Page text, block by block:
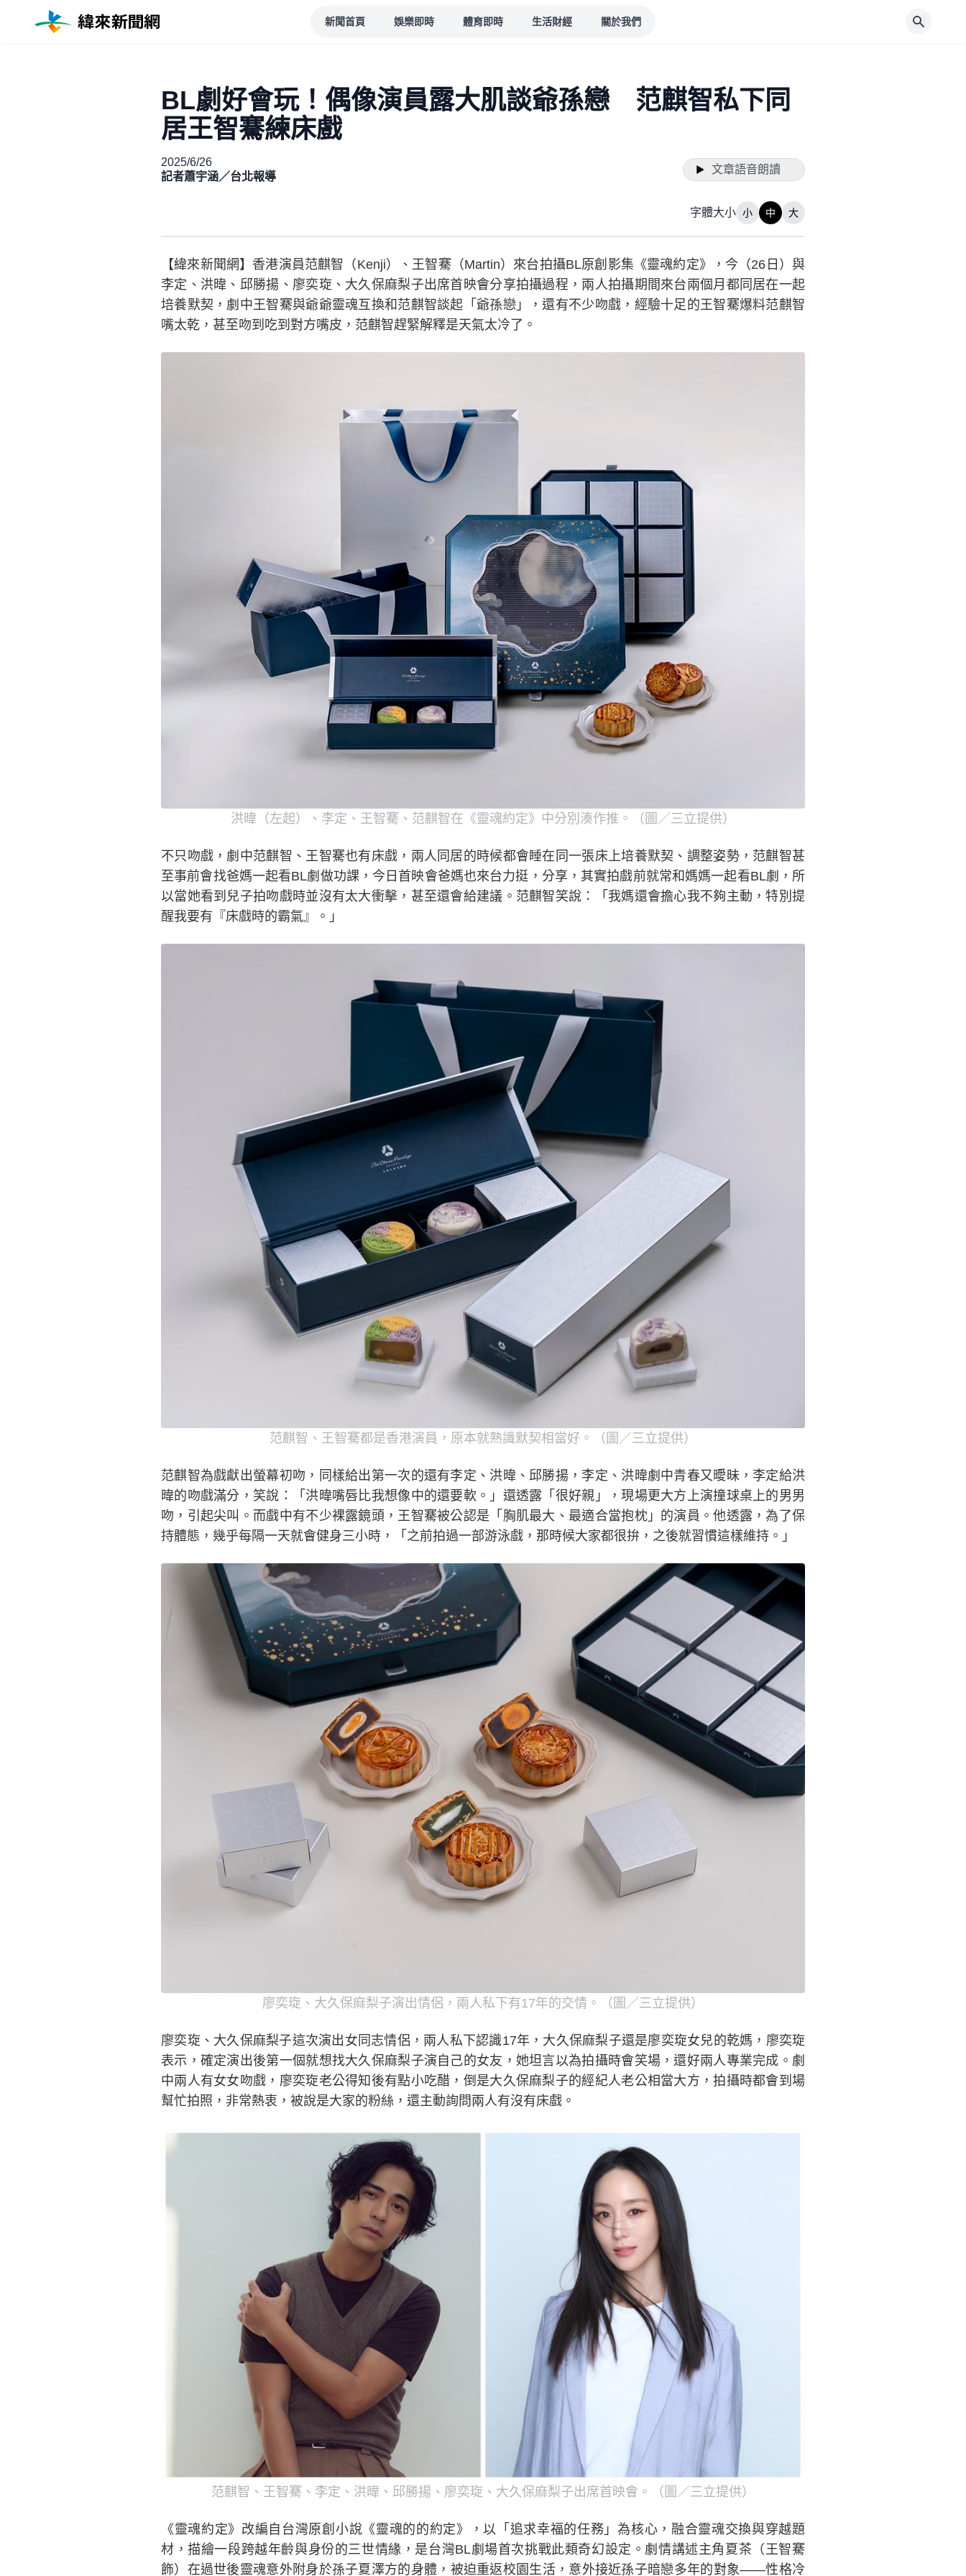
新聞首頁 娛樂即時 體育即時 生活財經 關於我們
BL劇好會玩！偶像演員露大肌談爺孫戀 范麒智私下同
居王智騫練床戲
2025/6/26
記者蕭宇涵／台北報導
文章語音朗讀
字體大小 小 中 大
【緯來新聞網】香港演員范麒智（Kenji）、王智騫（Martin）來台拍攝BL原創影集《靈魂約定》，今（26日）與
李定、洪暐、邱勝揚、廖奕琁、大久保麻梨子出席首映會分享拍攝過程，兩人拍攝期間來台兩個月都同居在一起
培養默契，劇中王智騫與爺爺靈魂互換和范麒智談起「爺孫戀」，還有不少吻戲，經驗十足的王智騫爆料范麒智
嘴太乾，甚至吻到吃到對方嘴皮，范麒智趕緊解釋是天氣太冷了。
洪暐（左起）、李定、王智騫、范麒智在《靈魂約定》中分別湊作推。（圖／三立提供）
不只吻戲，劇中范麒智、王智騫也有床戲，兩人同居的時候都會睡在同一張床上培養默契、調整姿勢，范麒智甚
至事前會找爸媽一起看BL劇做功課，今日首映會爸媽也來台力挺，分享，其實拍戲前就常和媽媽一起看BL劇，所
以當她看到兒子拍吻戲時並沒有太大衝擊，甚至還會給建議。范麒智笑說：「我媽還會擔心我不夠主動，特別提
醒我要有『床戲時的霸氣』。」
范麒智、王智騫都是香港演員，原本就熟識默契相當好。（圖／三立提供）
范麒智為戲獻出螢幕初吻，同樣給出第一次的還有李定、洪暐、邱勝揚，李定、洪暐劇中青春又曖昧，李定給洪
暐的吻戲滿分，笑說：「洪暐嘴唇比我想像中的還要軟。」還透露「很好親」，現場更大方上演撞球桌上的男男
吻，引起尖叫。而戲中有不少裸露鏡頭，王智騫被公認是「胸肌最大、最適合當抱枕」的演員。他透露，為了保
持體態，幾乎每隔一天就會健身三小時，「之前拍過一部游泳戲，那時候大家都很拚，之後就習慣這樣維持。」
廖奕琁、大久保麻梨子演出情侶，兩人私下有17年的交情。（圖／三立提供）
廖奕琁、大久保麻梨子這次演出女同志情侶，兩人私下認識17年，大久保麻梨子還是廖奕琁女兒的乾媽，廖奕琁
表示，確定演出後第一個就想找大久保麻梨子演自己的女友，她坦言以為拍攝時會笑場，還好兩人專業完成。劇
中兩人有女女吻戲，廖奕琁老公得知後有點小吃醋，倒是大久保麻梨子的經紀人老公相當大方，拍攝時都會到場
幫忙拍照，非常熱衷，被說是大家的粉絲，還主動詢問兩人有沒有床戲。
范麒智、王智騫、李定、洪暐、邱勝揚、廖奕琁、大久保麻梨子出席首映會。（圖／三立提供）
《靈魂約定》改編自台灣原創小說《靈魂的的約定》，以「追求幸福的任務」為核心，融合靈魂交換與穿越題
材，描繪一段跨越年齡與身份的三世情緣，是台灣BL劇場首次挑戰此類奇幻設定。劇情講述主角夏茶（王智騫
飾）在過世後靈魂意外附身於孫子夏澤方的身體，被迫重返校園生活，意外接近孫子暗戀多年的對象——性格冷